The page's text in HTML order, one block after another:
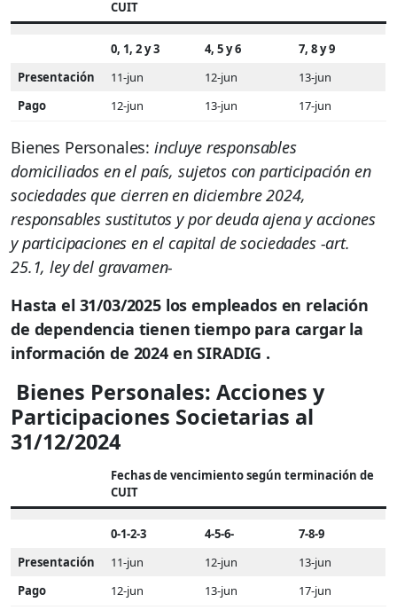
CUIT
0, 1, 2 y 3 4, 5 y 6
7, 8 y 9
Presentación
11-jun 12-jun
13-jun
Pago
12-jun 13-jun 17-jun
Bienes Personales: incluye responsables
domiciliados en el país, sujetos con participación en
sociedades que cierren en diciembre 2024,
responsables sustitutos y por deuda ajena y acciones
y participaciones en el capital de sociedades -art.
25.1, ley del gravamen-
Hasta el 31/03/2025 los empleados en relación
de dependencia tienen tiempo para cargar la
información de 2024 en SIRADIG .
Bienes Personales: Acciones y
Participaciones Societarias al
31/12/2024
Fechas de vencimiento según terminación de
CUIT
0-1-2-3 4-5-6-
7-8-9
Presentación
11-jun 12-jun
13-jun
Pago
12-jun 13-jun 17-jun